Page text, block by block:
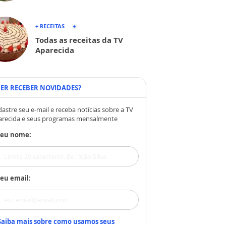
+ RECEITAS
Todas as receitas da TV
Aparecida
RECEBER NOVIDADES?
seu e-mail e receba notícias sobre a TV
e seus programas mensalmente
nome:
email:
mais sobre como usamos seus